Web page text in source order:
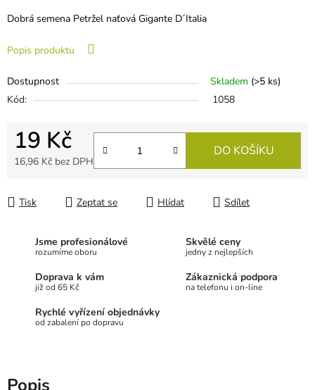
Dobrá semena Petržel naťová Gigante D´Italia
Popis produktu
Dostupnost Skladem (>5 ks)
Kód:
1058
19 Kč
16,96 Kč bez DPH
DO KOŠÍKU
Tisk Zeptat se Hlídat Sdílet
Jsme profesionálové
rozumíme oboru
Skvělé ceny
jedny z nejlepších
Doprava k vám
již od 65 Kč
Zákaznická podpora
na telefonu i on-line
Rychlé vyřízení objednávky
od zabalení po dopravu
Popis